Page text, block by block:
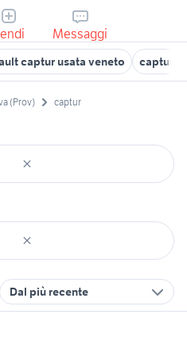
Messaggi
captur usata veneto captur
(Prov) captur
Dal più recente